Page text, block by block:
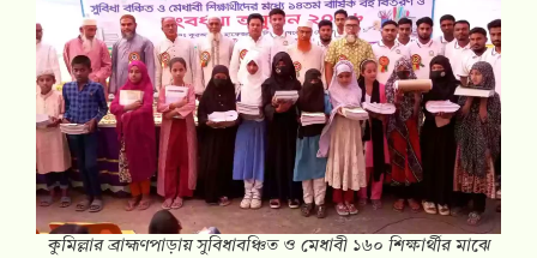
কুমিল্লার ব্রাহ্মণপাড়ায় সুবিধাবঞ্চিত ও মেধাবী ১৬০ শিক্ষার্থীর মাঝে